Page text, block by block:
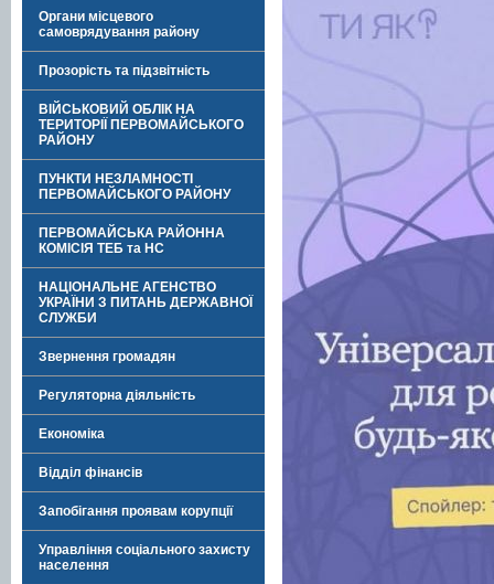
Органи місцевого
самоврядування району
Прозорість та підзвітність
ВІЙСЬКОВИЙ ОБЛІК НА
ТЕРИТОРІЇ ПЕРВОМАЙСЬКОГО
РАЙОНУ
ПУНКТИ НЕЗЛАМНОСТІ
ПЕРВОМАЙСЬКОГО РАЙОНУ
ПЕРВОМАЙСЬКА РАЙОННА
КОМІСІЯ ТЕБ та НС
НАЦІОНАЛЬНЕ АГЕНСТВО
УКРАЇНИ З ПИТАНЬ ДЕРЖАВНОЇ
СЛУЖБИ
Звернення громадян
Регуляторна діяльність
Економіка
Відділ фінансів
Запобігання проявам корупції
Управління соціального захисту
населення